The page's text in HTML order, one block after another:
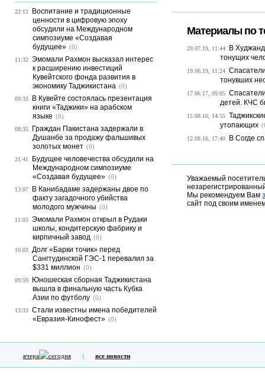
Материалы по
29.07.19, 11:44
В
тонущих
19.06.19, 11:24
тонувших
17.06.17, 09:05
детей. КЧС
15.08.16, 14:55
утопающих
12.08.16, 17:40 В Согде
Уважаемый
Мы рекомендуем Вам
сайт под своим
22:12
Воспитание и традиционные
ценности в цифровую эпоху
обсудили на Международном
симпозиуме «Создавая
будущее» (0)
11:32 Эмомали Рахмон высказал интерес
к расширению инвестиций
Кувейтского фонда развития в
экономику Таджикистана (0)
09:33
В Кувейте состоялась презентация
книги «Таджики» на арабском
языке (0)
08:35
Граждан Пакистана задержали в
Душанбе за продажу фальшивых
золотых монет (0)
21:41
Будущее человечества обсудили на
Международном симпозиуме
«Создавая будущее» (0)
13:07
В Канибадаме задержаны двое по
факту загадочного убийства
молодого мужчины (0)
11:05 Эмомали Рахмон открыл в Рудаки
школы, кондитерскую фабрику и
кирпичный завод (0)
10:03 Долг «Барки точик» перед
Сангтудинской ГЭС-1 перевалил за
$331 миллион (0)
09:59
Юношеская сборная Таджикистана
вышла в финальную часть Кубка
Азии по футболу (0)
13:33 Стали известны имена победителей
«Евразия-Кинофест» (0)
вчера сегодня все новости